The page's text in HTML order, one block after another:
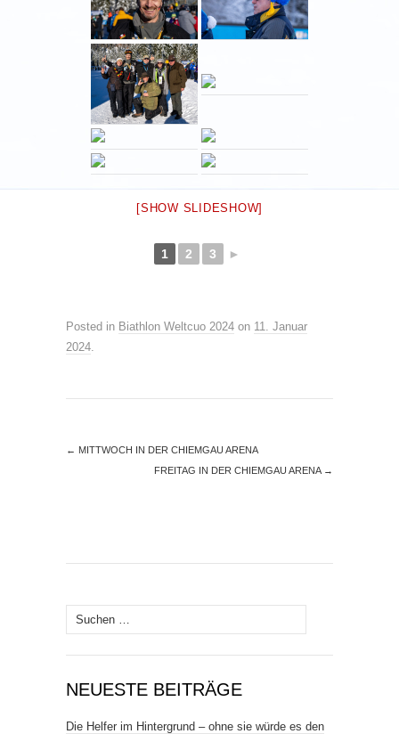
[SHOW SLIDESHOW]
1 2 3 ►
Posted in Biathlon Weltcuo 2024 on 11. Januar
2024.
← MITTWOCH IN DER CHIEMGAU ARENA
FREITAG IN DER CHIEMGAU ARENA →
Suchen
nach:
NEUESTE BEITRÄGE
Die Helfer im Hintergrund – ohne sie würde es den